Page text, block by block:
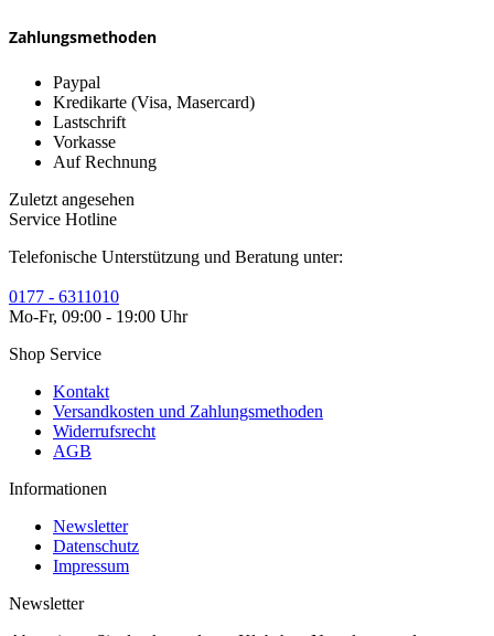
Zahlungsmethoden
Paypal
Kredikarte (Visa, Masercard)
Lastschrift
Vorkasse
Auf Rechnung
Zuletzt angesehen
Service Hotline
Telefonische Unterstützung und Beratung unter:
0177 - 6311010
Mo-Fr, 09:00 - 19:00 Uhr
Shop Service
Kontakt
Versandkosten und Zahlungsmethoden
Widerrufsrecht
AGB
Informationen
Newsletter
Datenschutz
Impressum
Newsletter